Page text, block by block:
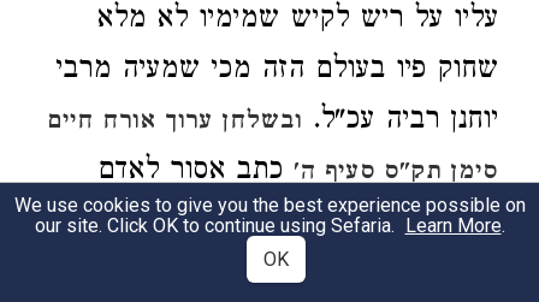
עליו על ריש לקיש שמימיו לא מלא
שחוק פיו בעולם הזה מכי שמעיה מרבי
יוחנן רביה עכ"ל. ובשלחן ערוך אורח חיים
סימן תק"ס סעיף ה'כתב אסור לאדם
שימלא פיו שחוק בעולם הזה, וכתב שם
הט"ז כ"כ בשם רבינו יונה דמשמע גם
We use cookies to give you the best experience possible on
our site. Click OK to continue using Sefaria. Learn More.
OK